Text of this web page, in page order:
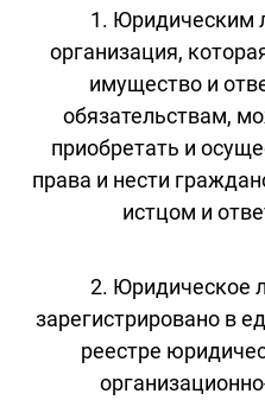
1. Юридическим
организация,
имущество и
обязательствам,
приобретать и
права и нести
истцом и
2. Юридическое
зарегистрировано в
реестре